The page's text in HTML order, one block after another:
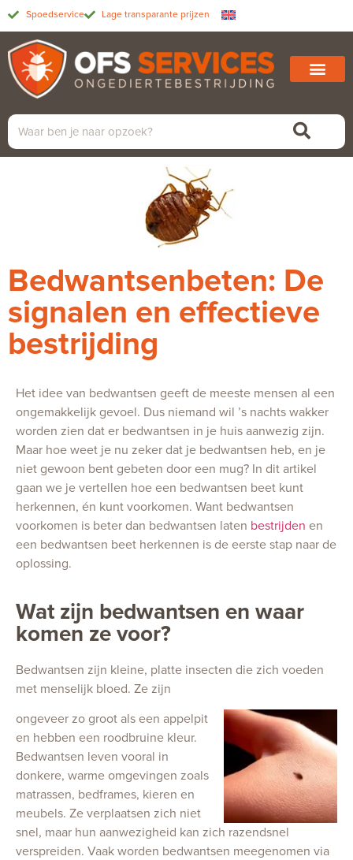
Spoedservice Lage transparante prijzen
Bedwantsenbeten: De
signalen en effectieve
bestrijding
Het idee van bedwantsen geeft de meeste mensen al een
ongemakkelijk gevoel. Dus niemand wil ’s nachts wakker
worden zien dat er bedwantsen in je huis aanwezig zijn.
Maar hoe weet je nu zeker dat je bedwantsen heb, en je
niet gewoon bent gebeten door een mug? In dit artikel
gaan we je vertellen hoe een bedwantsen beet kunt
herkennen, én kunt voorkomen. Want bedwantsen
voorkomen is beter dan bedwantsen laten bestrijden en
een bedwantsen beet herkennen is de eerste stap naar de
oplossing.
Wat zijn bedwantsen en waar
komen ze voor?
Bedwantsen zijn kleine, platte insecten die zich voeden
met menselijk bloed. Ze zijn
ongeveer zo groot als een appelpit
en hebben een roodbruine kleur.
Bedwantsen leven vooral in
donkere, warme omgevingen zoals
matrassen, bedframes, kieren en
meubels. Ze verplaatsen zich niet
snel, maar hun aanwezigheid kan zich razendsnel
verspreiden. Vaak worden bedwantsen meegenomen via